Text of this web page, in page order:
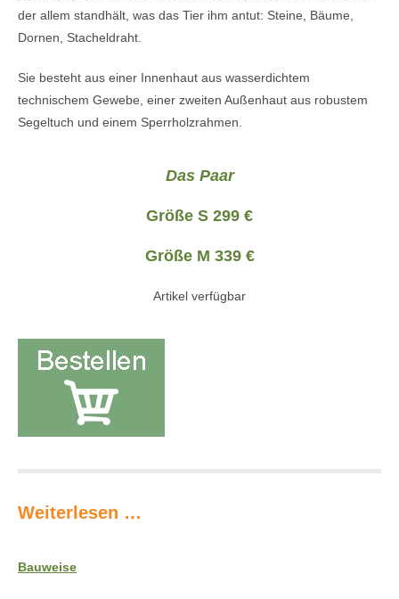
der allem standhält, was das Tier ihm antut: Steine, Bäume,
Dornen, Stacheldraht.
Sie besteht aus einer Innenhaut aus wasserdichtem
technischem Gewebe, einer zweiten Außenhaut aus robustem
Segeltuch und einem Sperrholzrahmen.
Das Paar
Größe S 299 €
Größe M 339 €
Artikel verfügbar
Weiterlesen …
Bauweise